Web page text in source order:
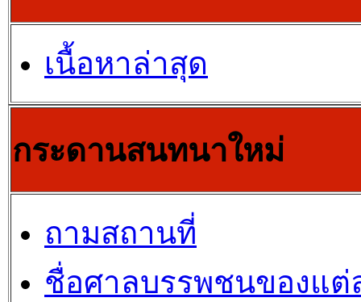
เนื้อหาล่าสุด
กระดานสนทนาใหม่
ถามสถานที่
ชื่อศาลบรรพชนของแต่